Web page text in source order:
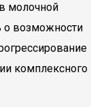
молочной
о возможности
комплексного